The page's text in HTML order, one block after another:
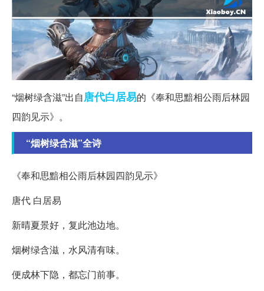
“烟树绿含滋”出自唐代白居易的《奉和思黯相公雨后林园
四韵见示》。
“烟树绿含滋”全诗
《奉和思黯相公雨后林园四韵见示》
唐代 白居易
新晴夏景好，复此池边地。
烟树绿含滋，水风清有味。
便成林下隐，都忘门前事。